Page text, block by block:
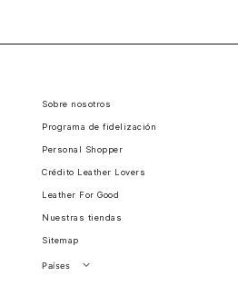
Sobre nosotros
Programa de fidelización
Personal Shopper
Crédito Leather Lovers
Leather For Good
Nuestras tiendas
Sitemap
Países